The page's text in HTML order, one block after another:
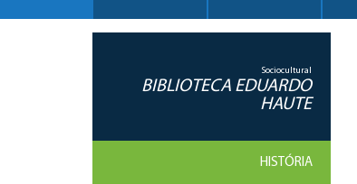
Sociocultural
BIBLIOTECA EDUARDO
HAUTE
HISTÓRIA